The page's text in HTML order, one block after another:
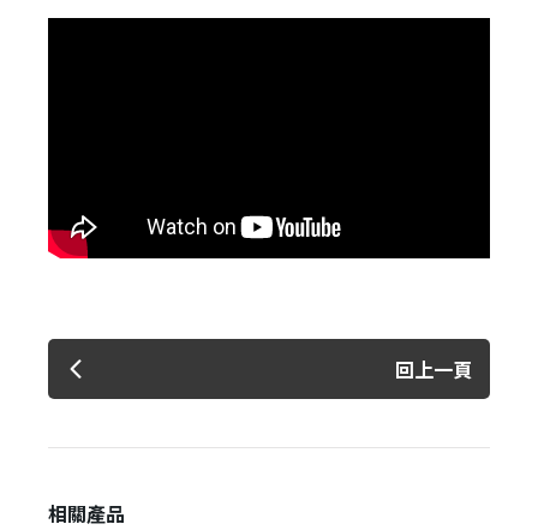
回上一頁
相關產品